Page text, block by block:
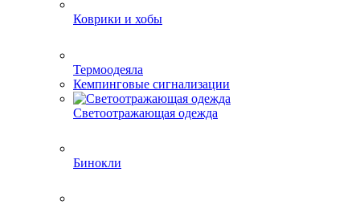
Коврики и хобы
Термоодеяла
Кемпинговые сигнализации
Светоотражающая одежда
Бинокли